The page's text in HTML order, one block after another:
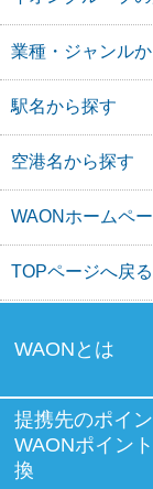
業種・ジャンル
駅名から探す
空港名から探す
WAONホームペ
TOPページへ戻る